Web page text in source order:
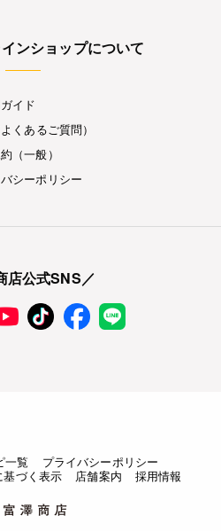
ンショップについて
イド
くあるご質問）
（一般）
シーポリシー
店公式SNS／
一覧
プライバシーポリシー
づく表示
店舗案内 採用情報